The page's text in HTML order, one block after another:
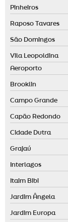
Marketing olfativo
Nebulizador
Nebulizador de
Odorizador de
Odorizador elétrico
Odorizante de
Pinheiros
Raposo Tavares
São Domingos
Vila Leopoldina
Aeroporto
Brooklin
Campo Grande
Capão Redondo
Cidade Dutra
Grajaú
Interlagos
Itaim Bibi
Jardim Ângela
Jardim Europa